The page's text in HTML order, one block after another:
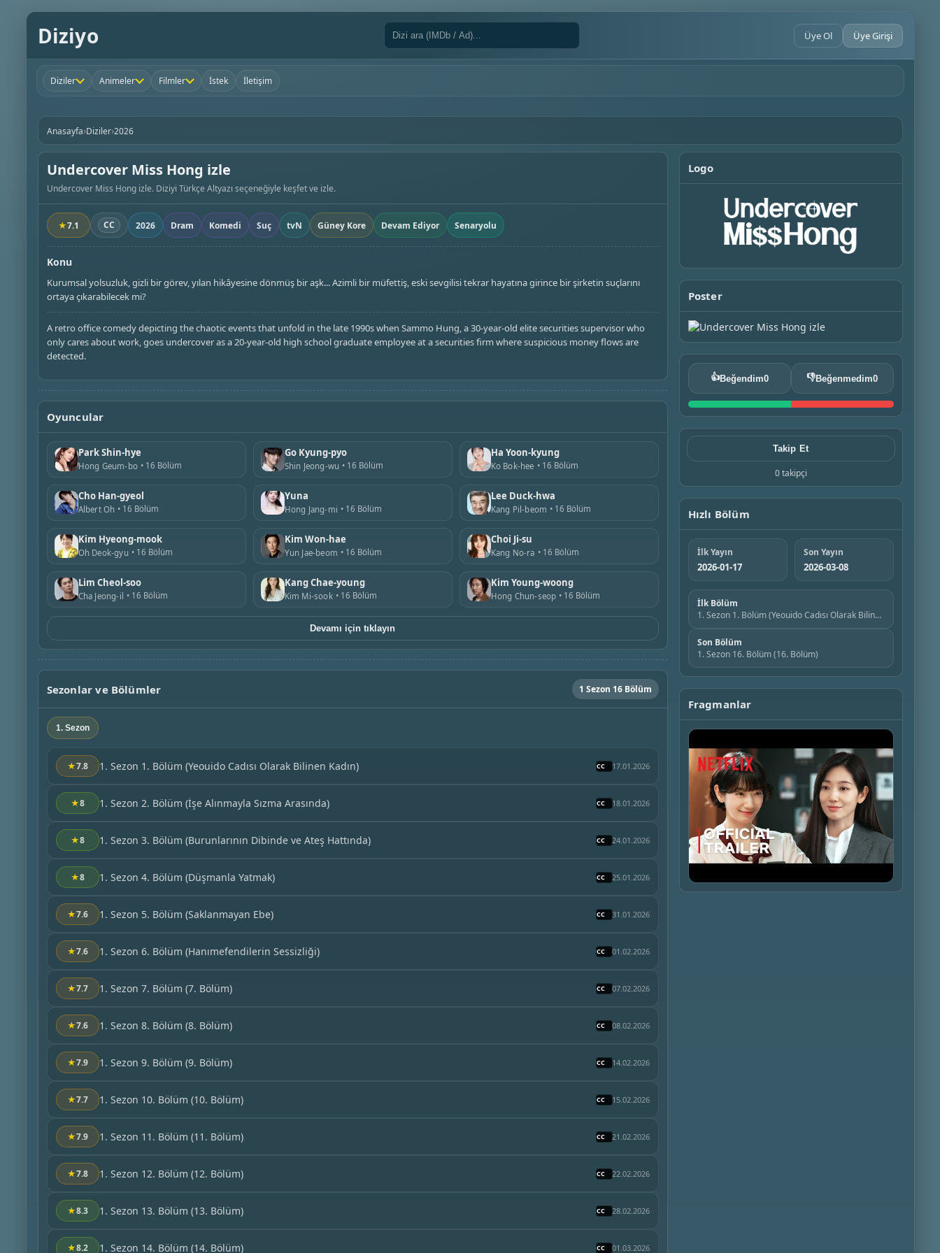
Diziyo Üye Ol Üye Girişi
Diziler Animeler Filmler İstek İletişim
Anasayfa›Diziler›2026
Undercover Miss Hong izle
Undercover Miss Hong izle. Diziyi Türkçe Altyazı seçeneğiyle keşfet ve izle.
★7.1 CC 2026 Dram Komedi Suç tvN Güney Kore Devam Ediyor Senaryolu
Konu
Kurumsal yolsuzluk, gizli bir görev, yılan hikâyesine dönmüş bir aşk... Azimli bir müfettiş, eski sevgilisi tekrar hayatına girince bir şirketin suçlarını
ortaya çıkarabilecek mi?
A retro office comedy depicting the chaotic events that unfold in the late 1990s when Sammo Hung, a 30-year-old elite securities supervisor who
only cares about work, goes undercover as a 20-year-old high school graduate employee at a securities firm where suspicious money flows are
detected.
Oyuncular
Park Shin-hye
Hong Geum-bo 16 Bölüm
Go Kyung-pyo
Shin Jeong-wu 16 Bölüm
Ha Yoon-kyung
Ko Bok-hee 16 Bölüm
Cho Han-gyeol
Albert Oh 16 Bölüm
Yuna
Hong Jang-mi 16 Bölüm
Lee Duck-hwa
Kang Pil-beom 16 Bölüm
Kim Hyeong-mook
Oh Deok-gyu 16 Bölüm
Kim Won-hae
Yun Jae-beom 16 Bölüm
Choi Ji-su
Kang No-ra 16 Bölüm
Lim Cheol-soo
Cha Jeong-il 16 Bölüm
Kang Chae-young
Kim Mi-sook 16 Bölüm
Kim Young-woong
Hong Chun-seop 16 Bölüm
Devamı için tıklayın
Sezonlar ve Bölümler 1 Sezon 16 Bölüm
1. Sezon
★7.8 1. Sezon 1. Bölüm (Yeouido Cadısı Olarak Bilinen Kadın) 17.01.2026
★8 1. Sezon 2. Bölüm (İşe Alınmayla Sızma Arasında) 18.01.2026
★8 1. Sezon 3. Bölüm (Burunlarının Dibinde ve Ateş Hattında) 24.01.2026
★8 1. Sezon 4. Bölüm (Düşmanla Yatmak) 25.01.2026
★7.6 1. Sezon 5. Bölüm (Saklanmayan Ebe) 31.01.2026
★7.6 1. Sezon 6. Bölüm (Hanımefendilerin Sessizliği) 01.02.2026
★7.7 1. Sezon 7. Bölüm (7. Bölüm) 07.02.2026
★7.6 1. Sezon 8. Bölüm (8. Bölüm) 08.02.2026
★7.9 1. Sezon 9. Bölüm (9. Bölüm) 14.02.2026
★7.7 1. Sezon 10. Bölüm (10. Bölüm) 15.02.2026
★7.9 1. Sezon 11. Bölüm (11. Bölüm) 21.02.2026
★7.8 1. Sezon 12. Bölüm (12. Bölüm) 22.02.2026
★8.3 1. Sezon 13. Bölüm (13. Bölüm) 28.02.2026
★8.2 1. Sezon 14. Bölüm (14. Bölüm) 01.03.2026
Logo
Poster
👍Beğendim0 👎Beğenmedim0
Takip Et
0 takipçi
Hızlı Bölüm
İlk Yayın
2026-01-17
Son Yayın
2026-03-08
İlk Bölüm
1. Sezon 1. Bölüm (Yeouido Cadısı Olarak Bilinen Kadın)
Son Bölüm
1. Sezon 16. Bölüm (16. Bölüm)
Fragmanlar